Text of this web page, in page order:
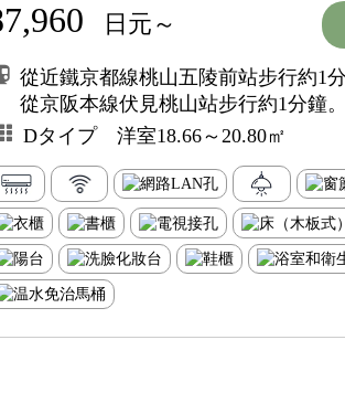
日元～
從近鐵京都線桃山五陵前站步行約1
從京阪本線伏見桃山站步行約1分鐘。
Dタイプ 洋室18.66～20.80㎡